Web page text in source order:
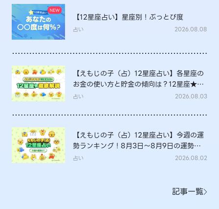
【12星座占い】星座別！ぶっとび度
占い 2026.08.08
【えもじの子（占）12星座占い】各星座の
お金の使い方と貯金の傾向は？12星座★徹
底解説
占い 2026.08.03
【えもじの子（占）12星座占い】今週の運
勢ランキング！8月3日～8月9日の運勢
は？
占い 2026.08.02
記事一覧